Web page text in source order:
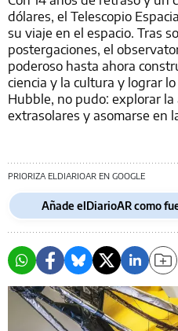
dólares, el Telescopio
su viaje en el espacio. Tras
postergaciones, el
poderoso hasta ahora
ciencia y la cultura y lograr
Hubble, no pudo: explorar
extrasolares y asomarse en
PRIORIZA ELDIARIOAR EN GOOGLE
Añade elDiarioAR como